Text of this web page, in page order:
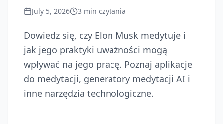
July 5, 2026 3 min czytania
Dowiedz się, czy Elon Musk medytuje i
jak jego praktyki uważności mogą
wpływać na jego pracę. Poznaj aplikacje
do medytacji, generatory medytacji AI i
inne narzędzia technologiczne.